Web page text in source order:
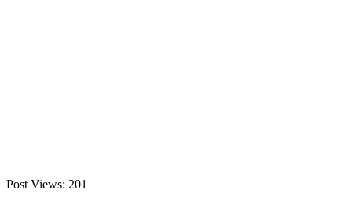
Post Views: 201